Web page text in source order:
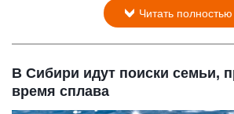
Читать полностью
В Сибири идут поиски семьи,
время сплава